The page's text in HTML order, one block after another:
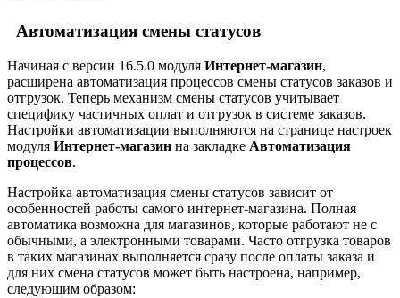
Автоматизация смены статусов
Начиная с версии 16.5.0 модуля Интернет-магазин,
расширена автоматизация процессов смены статусов заказов и
отгрузок. Теперь механизм смены статусов учитывает
специфику частичных оплат и отгрузок в системе заказов.
Настройки автоматизации выполняются на странице настроек
модуля Интернет-магазин на закладке Автоматизация
процессов.
Настройка автоматизация смены статусов зависит от
особенностей работы самого интернет-магазина. Полная
автоматика возможна для магазинов, которые работают не с
обычными, а электронными товарами. Часто отгрузка товаров
в таких магазинах выполняется сразу после оплаты заказа и
для них смена статусов может быть настроена, например,
следующим образом: